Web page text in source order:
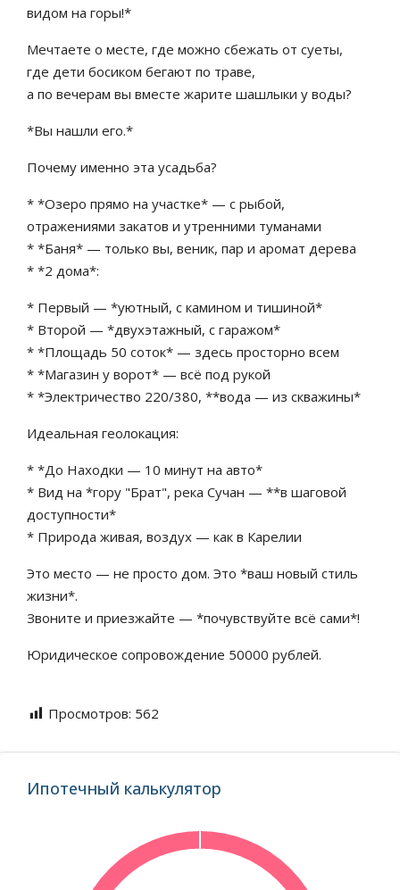
видом на горы!*
Мечтаете о месте, где можно сбежать от суеты,
где дети босиком бегают по траве,
а по вечерам вы вместе жарите шашлыки у воды?
*Вы нашли его.*
Почему именно эта усадьба?
* *Озеро прямо на участке* — с рыбой,
отражениями закатов и утренними туманами
* *Баня* — только вы, веник, пар и аромат дерева
* *2 дома*:
* Первый — *уютный, с камином и тишиной*
* Второй — *двухэтажный, с гаражом*
* *Площадь 50 соток* — здесь просторно всем
* *Магазин у ворот* — всё под рукой
* *Электричество 220/380, **вода — из скважины*
Идеальная геолокация:
* *До Находки — 10 минут на авто*
* Вид на *гору "Брат", река Сучан — **в шаговой
доступности*
* Природа живая, воздух — как в Карелии
Это место — не просто дом. Это *ваш новый стиль
жизни*.
Звоните и приезжайте — *почувствуйте всё сами*!
Юридическое сопровождение 50000 рублей.
Просмотров: 562
Ипотечный калькулятор